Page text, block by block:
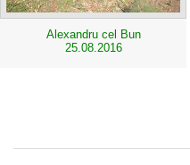
Alexandru cel Bun
25.08.2016